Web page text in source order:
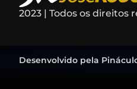
2023 | Todos os direitos
Desenvolvido pela